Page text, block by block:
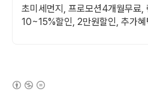
추가많은혜택
초미세먼지, 프로모션4개월무료,
10~15%할인, 2만원할인, 추가혜